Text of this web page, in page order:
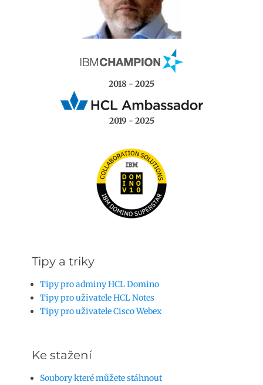
2018 - 2025
2019 - 2025
Tipy a triky
Tipy pro adminy HCL Domino
Tipy pro uživatele HCL Notes
Tipy pro uživatele Cisco Webex
Ke stažení
Soubory které můžete stáhnout